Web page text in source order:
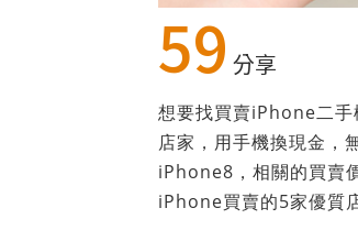
59 分享
想要找買賣iPhone二
店家，用手機換現金
iPhone8，相關的買賣
iPhone買賣的5家優質